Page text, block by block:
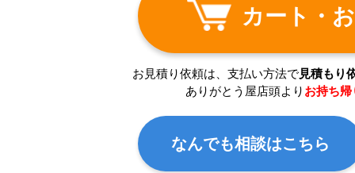
カート・
お見積り依頼は、支払い方法で見積もり
ありがとう屋店頭より お持ち帰
なんでも相談はこちら